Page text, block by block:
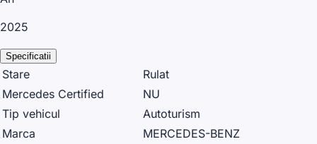
2025
Specificatii
Stare
Rulat
Mercedes Certified
NU
Tip vehicul
Autoturism
Marca
MERCEDES-BENZ